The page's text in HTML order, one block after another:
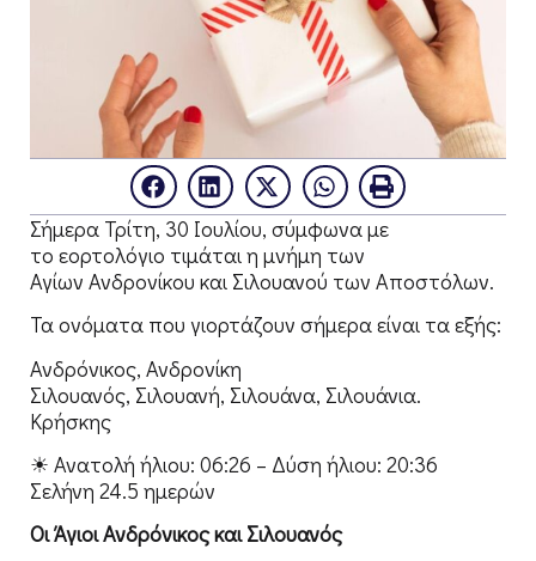
Σήμερα Τρίτη, 30 Ιουλίου, σύμφωνα με
το εορτολόγιο τιμάται η μνήμη των
Αγίων Ανδρονίκου και Σιλουανού των Αποστόλων.
Τα ονόματα που γιορτάζουν σήμερα είναι τα εξής:
Ανδρόνικος, Ανδρονίκη
Σιλουανός, Σιλουανή, Σιλουάνα, Σιλουάνια.
Κρήσκης
☀ Ανατολή ήλιου: 06:26 – Δύση ήλιου: 20:36
Σελήνη 24.5 ημερών
Oι Άγιοι Ανδρόνικος και Σιλουανός